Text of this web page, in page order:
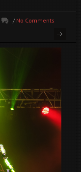
/ No Comments